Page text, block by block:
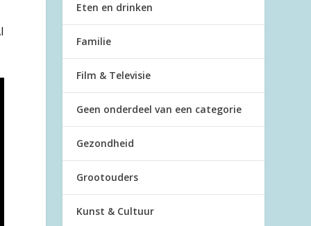
Eten en drinken
Familie
Film & Televisie
Geen onderdeel van een categorie
Gezondheid
Grootouders
Kunst & Cultuur